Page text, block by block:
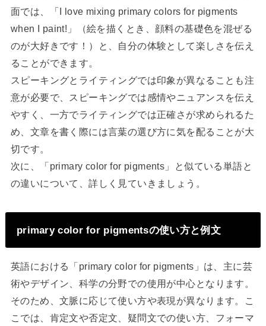
面では、「I love mixing primary colors for pigments
when I paint!」（絵を描くとき、顔料の基礎色を混ぜる
のが大好きです！）と、自分の体験として楽しさを伝え
ることができます。
スピーキングとライティングでは印象が異なることも注
意が必要で、スピーキングでは感情やニュアンスを伝え
やすく、一方でライティングでは正確さが求められるた
め、文章を書く際には言葉の選び方に気を配ることが大
切です。
次に、「primary color for pigments」と似ている単語と
の違いについて、詳しく見ていきましょう。
primary color for pigmentsの使い方と例文
英語における「primary color for pigments」は、主に芸
術やデザイン、科学の分野での使用が中心となります。
そのため、文脈に応じて使い方や表現が異なります。こ
こでは、肯定文や否定文、疑問文での使い方、フォーマ